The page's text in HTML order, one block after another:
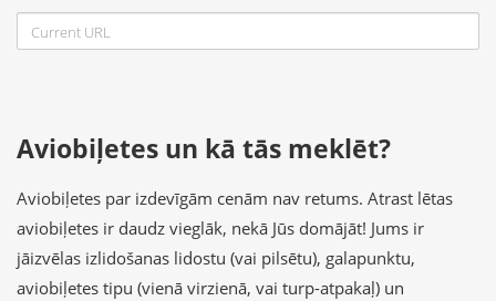
Aviobiļetes un kā tās meklēt?
Aviobiļetes par izdevīgām cenām nav retums. Atrast lētas
aviobiļetes ir daudz vieglāk, nekā Jūs domājāt! Jums ir
jāizvēlas izlidošanas lidostu (vai pilsētu), galapunktu,
aviobiļetes tipu (vienā virzienā, vai turp-atpakaļ) un